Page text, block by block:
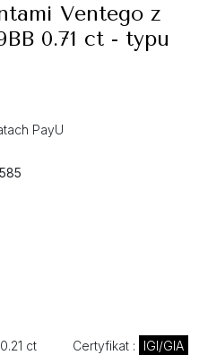
Ventego z
0.71 ct - typu
PayU
ct Certyfikat :
IGI/GIA